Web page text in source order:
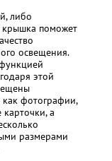
либо
крышка поможет
освещения.
этой
фотографии,
а
размерами